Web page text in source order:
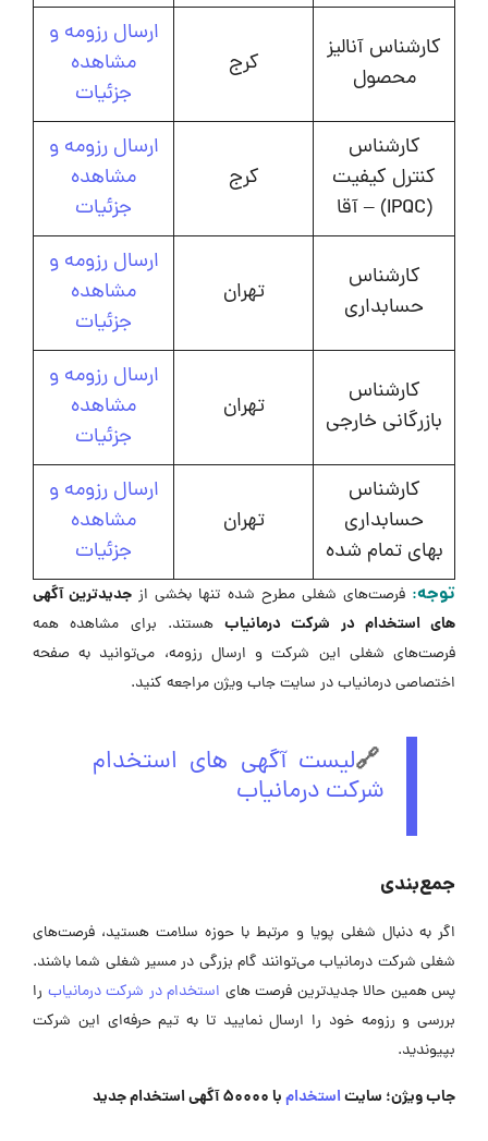
کارشناس آنالیز
محصول
کرج
ارسال رزومه و
مشاهده
جزئیات
کارشناس
کنترل کیفیت
(IPQC) – آقا
کرج
ارسال رزومه و
مشاهده
جزئیات
کارشناس
حسابداری
تهران
ارسال رزومه و
مشاهده
جزئیات
کارشناس
بازرگانی خارجی
تهران
ارسال رزومه و
مشاهده
جزئیات
کارشناس
حسابداری
بهای تمام شده
تهران
ارسال رزومه و
مشاهده
جزئیات
توجه: فرصت‌های شغلی مطرح شده تنها بخشی از جدیدترین آگهی
های استخدام در شرکت درمانیاب هستند. برای مشاهده همه
فرصت‌های شغلی این شرکت و ارسال رزومه، می‌توانید به صفحه
اختصاصی درمانیاب در سایت جاب ویژن مراجعه کنید.
🔗لیست آگهی های استخدام
شرکت درمانیاب
جمع‌بندی
اگر به دنبال شغلی پویا و مرتبط با حوزه سلامت هستید، فرصت‌های
شغلی شرکت درمانیاب می‌توانند گام بزرگی در مسیر شغلی شما باشند.
پس همین حالا جدیدترین فرصت های استخدام در شرکت درمانیاب را
بررسی و رزومه خود را ارسال نمایید تا به تیم حرفه‌ای این شرکت
بپیوندید.
جاب ویژن؛ سایتاستخدامبا 50000 آگهی استخدام جدید